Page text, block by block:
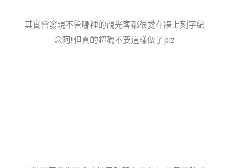
其實會發現不管哪裡的觀光客都很愛在牆上刻字紀
念阿!!但真的超醜不要這樣做了plz